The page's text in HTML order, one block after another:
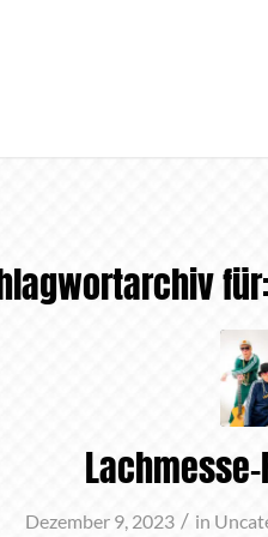
Dezember 9, 2023 / in